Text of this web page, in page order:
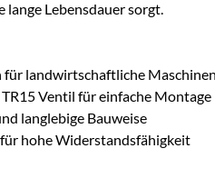
Lebensdauer sorgt.
für landwirtschaftliche Maschinen
Ventil für einfache Montage
langlebige Bauweise
hohe Widerstandsfähigkeit